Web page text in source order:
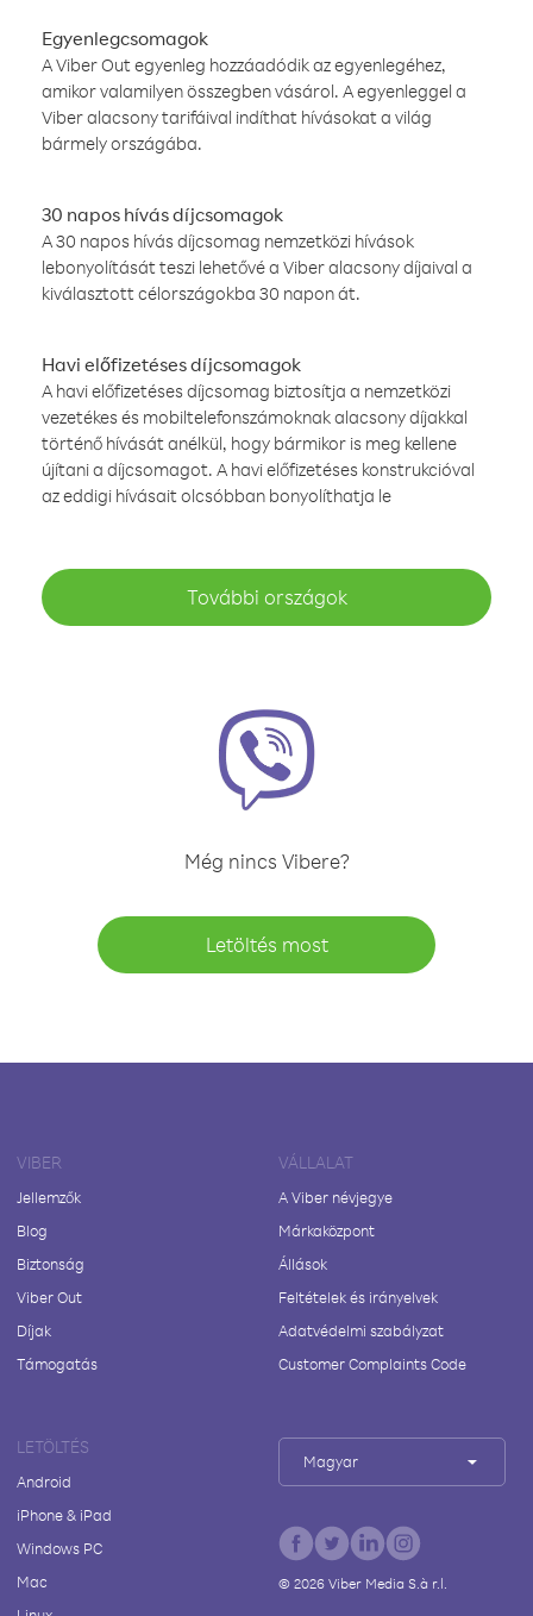
Egyenlegcsomagok
A Viber Out egyenleg hozzáadódik az egyenlegéhez,
amikor valamilyen összegben vásárol. A egyenleggel a
Viber alacsony tarifáival indíthat hívásokat a világ
bármely országába.
30 napos hívás díjcsomagok
A 30 napos hívás díjcsomag nemzetközi hívások
lebonyolítását teszi lehetővé a Viber alacsony díjaival a
kiválasztott célországokba 30 napon át.
Havi előfizetéses díjcsomagok
A havi előfizetéses díjcsomag biztosítja a nemzetközi
vezetékes és mobiltelefonszámoknak alacsony díjakkal
történő hívását anélkül, hogy bármikor is meg kellene
újítani a díjcsomagot. A havi előfizetéses konstrukcióval
az eddigi hívásait olcsóbban bonyolíthatja le
További országok
Még nincs Vibere?
Letöltés most
VIBER
Jellemzők
Blog
Biztonság
Viber Out
Díjak
Támogatás
VÁLLALAT
A Viber névjegye
Márkaközpont
Állások
Feltételek és irányelvek
Adatvédelmi szabályzat
Customer Complaints Code
LETÖLTÉS
Android
iPhone & iPad
Windows PC
Mac
Magyar
© 2026Viber Media S.à r.l.